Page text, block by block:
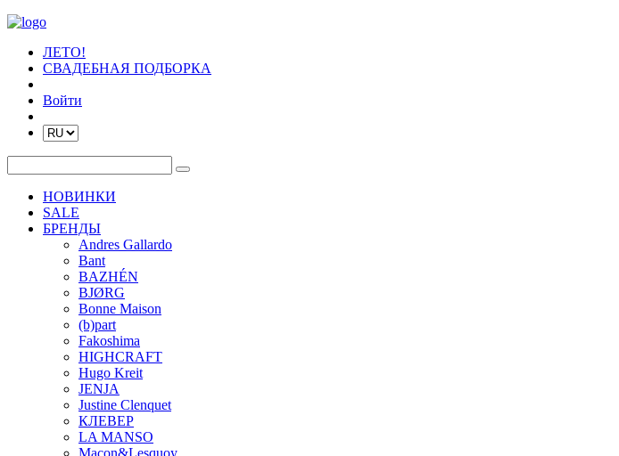
ЛЕТО!
СВАДЕБНАЯ ПОДБОРКА
Войти
НОВИНКИ
SALE
БРЕНДЫ
Andres Gallardo
Bant
BAZHÉN
BJØRG
Bonne Maison
(b)part
Fakoshima
HIGHCRAFT
Hugo Kreit
JENJA
Justine Clenquet
КЛЕВЕР
LA MANSO
Macon&Lesquoy